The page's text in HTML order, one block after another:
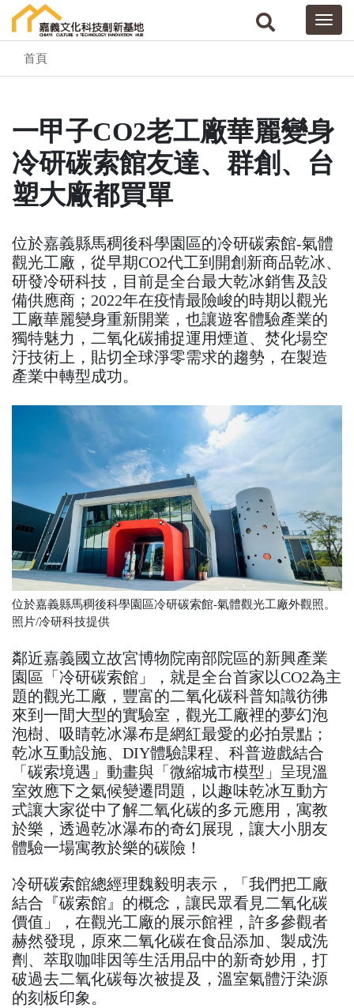
首頁
一甲子CO2老工廠華麗變身
冷研碳索館友達、群創、台
塑大廠都買單
位於嘉義縣馬稠後科學園區的冷研碳索館-氣體
觀光工廠，從早期CO2代工到開創新商品乾冰、
研發冷研科技，目前是全台最大乾冰銷售及設
備供應商；2022年在疫情最險峻的時期以觀光
工廠華麗變身重新開業，也讓遊客體驗產業的
獨特魅力，二氧化碳捕捉運用煙道、焚化場空
汙技術上，貼切全球淨零需求的趨勢，在製造
產業中轉型成功。
位於嘉義縣馬稠後科學園區冷研碳索館-氣體觀光工廠外觀照。
照片/冷研科技提供
鄰近嘉義國立故宮博物院南部院區的新興產業
園區「冷研碳索館」，就是全台首家以CO2為主
題的觀光工廠，豐富的二氧化碳科普知識彷彿
來到一間大型的實驗室，觀光工廠裡的夢幻泡
泡樹、吸睛乾冰瀑布是網紅最愛的必拍景點；
乾冰互動設施、DIY體驗課程、科普遊戲結合
「碳索境遇」動畫與「微縮城市模型」呈現溫
室效應下之氣候變遷問題，以趣味乾冰互動方
式讓大家從中了解二氧化碳的多元應用，寓教
於樂，透過乾冰瀑布的奇幻展現，讓大小朋友
體驗一場寓教於樂的碳險！
冷研碳索館總經理魏毅明表示，「我們把工廠
結合『碳索館』的概念，讓民眾看見二氧化碳
價值」，在觀光工廠的展示館裡，許多參觀者
赫然發現，原來二氧化碳在食品添加、製成洗
劑、萃取咖啡因等生活用品中的新奇妙用，打
破過去二氧化碳每次被提及，溫室氣體汙染源
的刻板印象。